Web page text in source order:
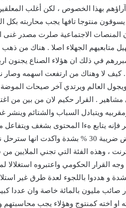
بهذا الخصوص ، لكن أغلب المعلقين
منتوجا تافها يجب محاربته بكل
المنصات الاجتماعية صلرت مصدر غنى
متابعيهم الجهلاء اصلا . هناك من
في ذلك ان هؤلاء الصناع يجنون
كيف لا وهناك من ارتفعت اسهمه وصار
العالم ويرتدي آخر صيحات
. القرار حكيم لان من بين من
ويتبادل السباب والشتائم وينشر
يتابع هءا المحتوى بشغف ويتفاعل
يضاعف أرباح هؤلاء التافهين . و طبعا هناك فئة عارضت قرار فرض ضريبة 30 %
، وهذه الفئة التي تجني الملايين
القرار الحكومي واعتبروه استغلالا
و هددوا باللجوء لعدة طرق غير
صائب مليون بالمائة خاصة وان عددا
او اخته كمنتوج وهؤلاء يجب